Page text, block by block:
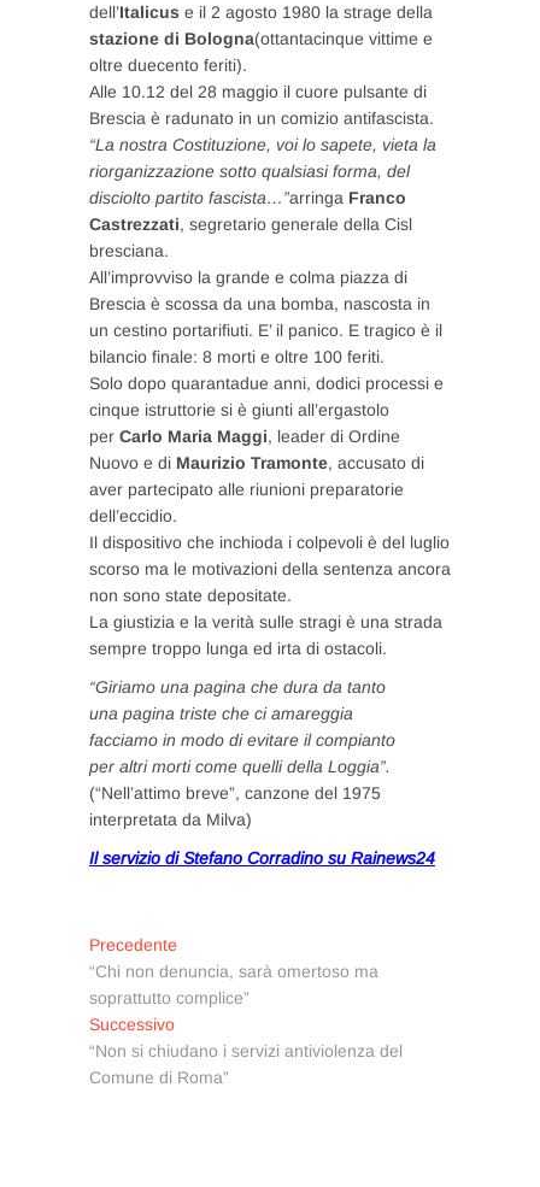
dell’Italicus e il 2 agosto 1980 la strage della
stazione di Bologna(ottantacinque vittime e
oltre duecento feriti).
Alle 10.12 del 28 maggio il cuore pulsante di
Brescia è radunato in un comizio antifascista.
“La nostra Costituzione, voi lo sapete, vieta la
riorganizzazione sotto qualsiasi forma, del
disciolto partito fascista…”arringa Franco
Castrezzati, segretario generale della Cisl
bresciana.
All’improvviso la grande e colma piazza di
Brescia è scossa da una bomba, nascosta in
un cestino portarifiuti. E’ il panico. E tragico è il
bilancio finale: 8 morti e oltre 100 feriti.
Solo dopo quarantadue anni, dodici processi e
cinque istruttorie si è giunti all’ergastolo
per Carlo Maria Maggi, leader di Ordine
Nuovo e di Maurizio Tramonte, accusato di
aver partecipato alle riunioni preparatorie
dell’eccidio.
Il dispositivo che inchioda i colpevoli è del luglio
scorso ma le motivazioni della sentenza ancora
non sono state depositate.
La giustizia e la verità sulle stragi è una strada
sempre troppo lunga ed irta di ostacoli.
“Giriamo una pagina che dura da tanto
una pagina triste che ci amareggia
facciamo in modo di evitare il compianto
per altri morti come quelli della Loggia”.
(“Nell’attimo breve”, canzone del 1975
interpretata da Milva)
Il servizio di Stefano Corradino su Rainews24
Navigazione
articoli
Precedente
precedente:
“Chi non denuncia, sarà omertoso ma
soprattutto complice”
SuccessivoArticolo
successivo:
“Non si chiudano i servizi antiviolenza del
Comune di Roma”